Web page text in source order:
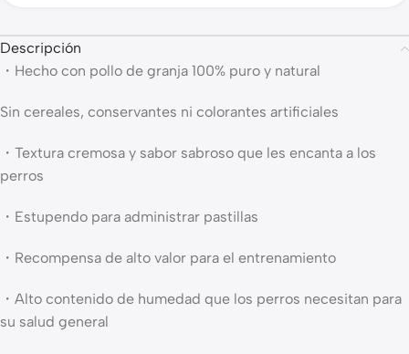
Descripción
・Hecho con pollo de granja 100% puro y natural
Sin cereales, conservantes ni colorantes artificiales
・Textura cremosa y sabor sabroso que les encanta a los
perros
・Estupendo para administrar pastillas
・Recompensa de alto valor para el entrenamiento
・Alto contenido de humedad que los perros necesitan para
su salud general